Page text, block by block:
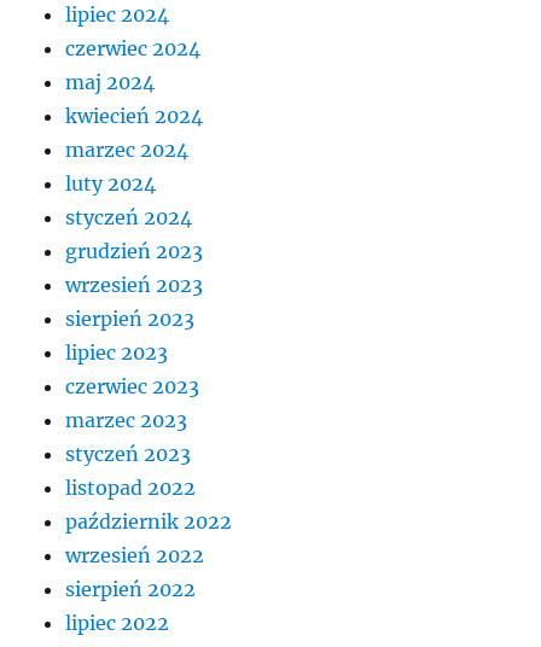
lipiec 2024
czerwiec 2024
maj 2024
kwiecień 2024
marzec 2024
luty 2024
styczeń 2024
grudzień 2023
wrzesień 2023
sierpień 2023
lipiec 2023
czerwiec 2023
marzec 2023
styczeń 2023
listopad 2022
październik 2022
wrzesień 2022
sierpień 2022
lipiec 2022